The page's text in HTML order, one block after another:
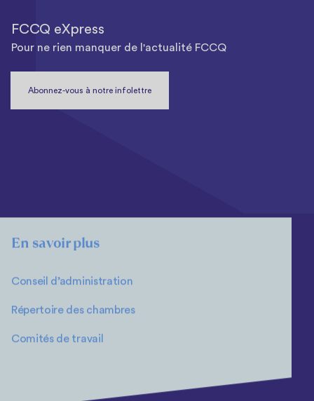
En savoir plus
Conseil d’administration
Répertoire des chambres
Comités de travail
FCCQ eXpress
Pour ne rien manquer de l'actualité FCCQ
Abonnez-vous à notre infolettre